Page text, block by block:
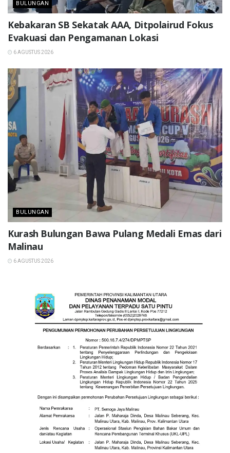
BULUNGAN
Kebakaran SB Sekatak AAA, Ditpolairud Fokus
Evakuasi dan Pengamanan Lokasi
6 AGUSTUS 2026
BULUNGAN
Kurash Bulungan Bawa Pulang Medali Emas dari
Malinau
6 AGUSTUS 2026